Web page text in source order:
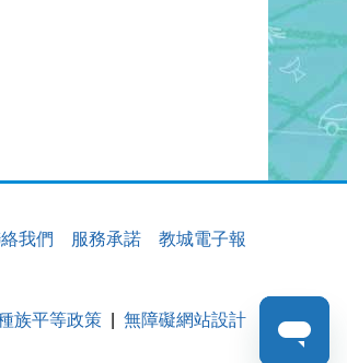
我們 服務承諾 教城電子報
族平等政策 無障礙網站設計